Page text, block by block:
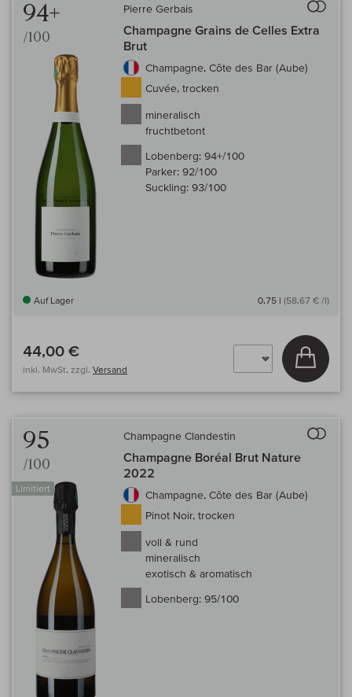
94+
/100
Pierre Gerbais
Champagne Grains de Celles Extra
Brut
Champagne, Côte des Bar (Aube)
Cuvée, trocken
mineralisch
fruchtbetont
Lobenberg: 94+/100
Parker: 92/100
Suckling: 93/100
Auf Lager 0,75 l (58,67 € /l)
44,00 €
inkl. MwSt, zzgl. Versand
In
95
/100
Limitiert
Champagne Clandestin
Champagne Boréal Brut Nature
2022
Champagne, Côte des Bar (Aube)
Pinot Noir, trocken
voll & rund
mineralisch
exotisch & aromatisch
Lobenberg: 95/100